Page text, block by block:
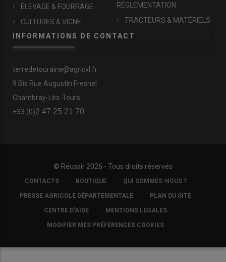
ÉLEVAGE & FOURRAGE
CULTURES & VIGNE
RÉGLEMENTATION
TRACTEURS & MATÉRIELS
INFORMATIONS DE CONTACT
terredetouraine@agricvl.fr
9 Bis Rue Augustin Fresnel
Chambray-Lès-Tours
+33 (0)2 47 25 21 70
© Réussir 2026 - Tous droits réservés
FOOTER
COPYRIGHT
CONTACTS BOUTIQUE QUI SOMMES-NOUS ?
PRESSE AGRICOLE DÉPARTEMENTALE PLAN DU SITE
CENTRE D'AIDE MENTIONS LÉGALES
MODIFIER MES PRÉFÉRENCES COOKIES